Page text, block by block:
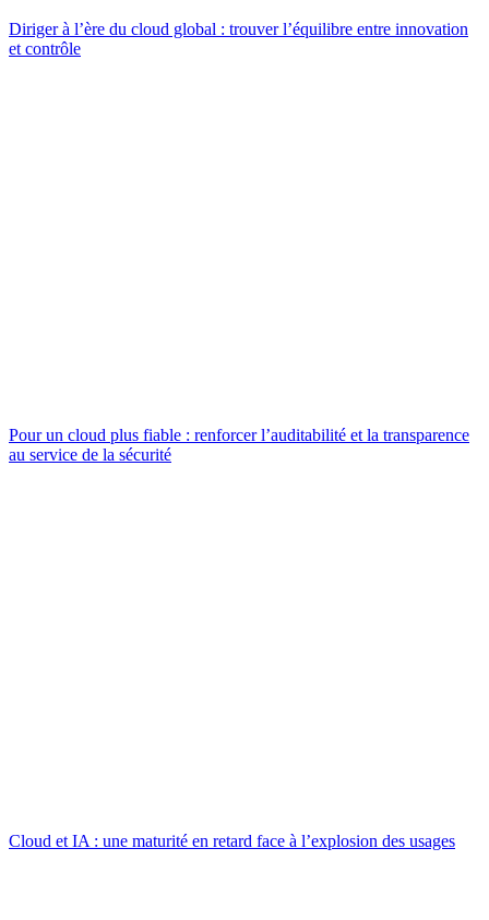
Diriger à l’ère du cloud global : trouver l’équilibre entre innovation
et contrôle
Pour un cloud plus fiable : renforcer l’auditabilité et la transparence
au service de la sécurité
Cloud et IA : une maturité en retard face à l’explosion des usages